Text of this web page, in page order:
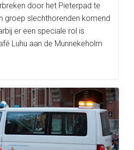
door het Pieterpad te
groep slechthorenden komend
er een speciale rol is
Luhu aan de Munnekeholm